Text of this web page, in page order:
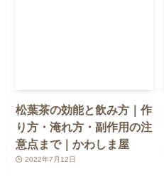
松葉茶の効能と飲み方｜作
り方・淹れ方・副作用の注
意点まで｜かわしま屋
2022年7月12日